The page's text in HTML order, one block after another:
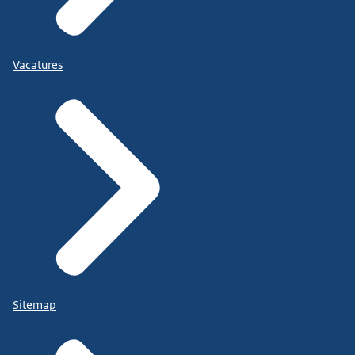
Vacatures
Sitemap